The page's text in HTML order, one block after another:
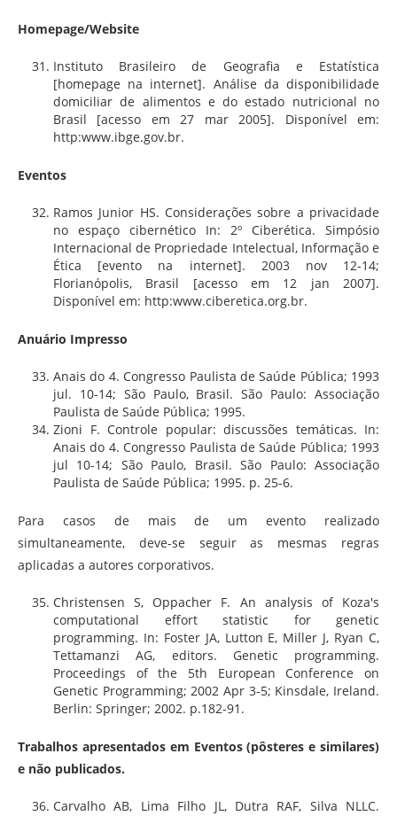
Homepage/Website
Instituto Brasileiro de Geografia e Estatística
[homepage na internet]. Análise da disponibilidade
domiciliar de alimentos e do estado nutricional no
Brasil [acesso em 27 mar 2005]. Disponível em:
http:www.ibge.gov.br.
Eventos
Ramos Junior HS. Considerações sobre a privacidade
no espaço cibernético In: 2º Ciberética. Simpósio
Internacional de Propriedade Intelectual, Informação e
Ética [evento na internet]. 2003 nov 12-14;
Florianópolis, Brasil [acesso em 12 jan 2007].
Disponível em: http:www.ciberetica.org.br.
Anuário Impresso
Anais do 4. Congresso Paulista de Saúde Pública; 1993
jul. 10-14; São Paulo, Brasil. São Paulo: Associação
Paulista de Saúde Pública; 1995.
Zioni F. Controle popular: discussões temáticas. In:
Anais do 4. Congresso Paulista de Saúde Pública; 1993
jul 10-14; São Paulo, Brasil. São Paulo: Associação
Paulista de Saúde Pública; 1995. p. 25-6.
Para casos de mais de um evento realizado
simultaneamente, deve-se seguir as mesmas regras
aplicadas a autores corporativos.
Christensen S, Oppacher F. An analysis of Koza's
computational effort statistic for genetic
programming. In: Foster JA, Lutton E, Miller J, Ryan C,
Tettamanzi AG, editors. Genetic programming.
Proceedings of the 5th European Conference on
Genetic Programming; 2002 Apr 3-5; Kinsdale, Ireland.
Berlin: Springer; 2002. p.182-91.
Trabalhos apresentados em Eventos (pôsteres e similares)
e não publicados.
Carvalho AB, Lima Filho JL, Dutra RAF, Silva NLLC.